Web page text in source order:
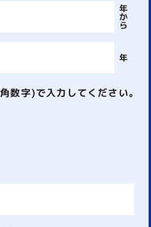
年
か
ら
年
数字)で入力してください。